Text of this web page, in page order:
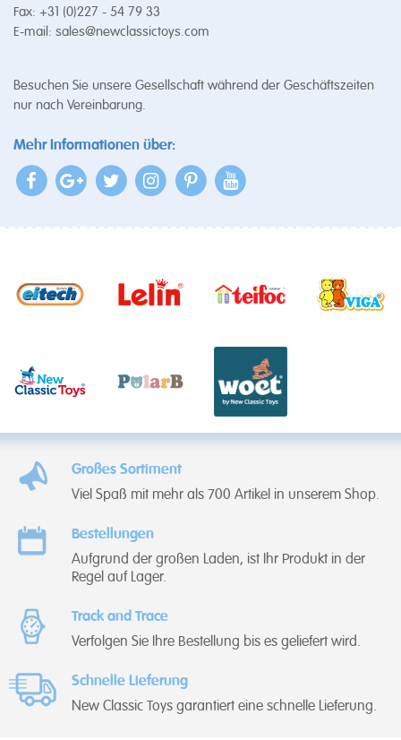
Fax: +31 (0)227 - 54 79 33
E-mail: sales@newclassictoys.com
Besuchen Sie unsere Gesellschaft während der Geschäftszeiten
nur nach Vereinbarung.
Mehr Informationen über:
Großes Sortiment
Viel Spaß mit mehr als 700 Artikel in unserem Shop.
Bestellungen
Aufgrund der großen Laden, ist Ihr Produkt in der
Regel auf Lager.
Track and Trace
Verfolgen Sie Ihre Bestellung bis es geliefert wird.
Schnelle Lieferung
New Classic Toys garantiert eine schnelle Lieferung.